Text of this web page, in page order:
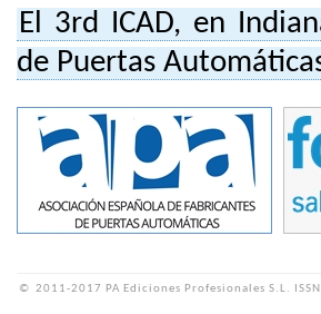
El 3rd ICAD, en
de Puertas
© 2011-2017 PA Ediciones Profesionales S.L.